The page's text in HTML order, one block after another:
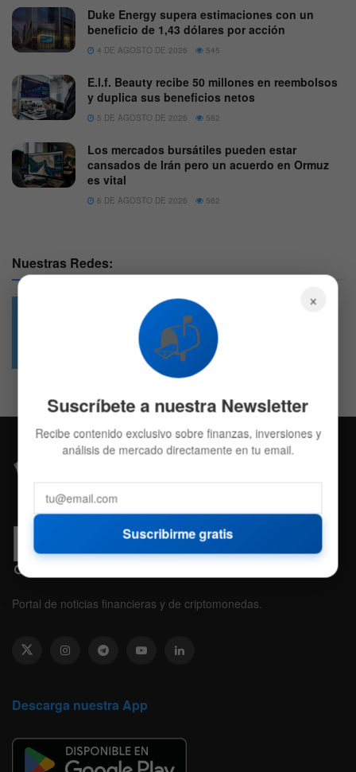
Duke Energy supera estimaciones con un
beneficio de 1,43 dólares por acción
4 DE AGOSTO DE 2026 545
E.l.f. Beauty recibe 50 millones en reembolsos
y duplica sus beneficios netos
5 DE AGOSTO DE 2026 582
Los mercados bursátiles pueden estar
cansados de Irán pero un acuerdo en Ormuz
es vital
6 DE AGOSTO DE 2026 562
Nuestras Redes:
4.7k
Followers
Portal de noticias financieras y de criptomonedas.
Descarga nuestra App
×
📬
Suscríbete a nuestra Newsletter
Recibe contenido exclusivo sobre finanzas, inversiones y
análisis de mercado directamente en tu email.
Suscribirme gratis